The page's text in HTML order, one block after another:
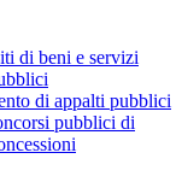
di beni e servizi
di appalti pubblici
pubblici di